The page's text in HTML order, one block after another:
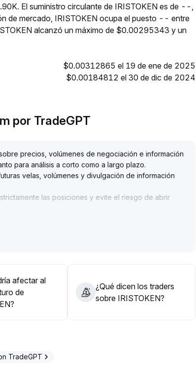
El suministro circulante de IRISTOKEN es de --,
de mercado, IRISTOKEN ocupa el puesto -- entre
alcanzó un máximo de $0.00295343 y un
$0.00312865 el 19 de ene de 2025
$0.00184812 el 30 de dic de 2024
por TradeGPT
precios, volúmenes de negociación e información
para análisis a corto como a largo plazo.
velas, volúmenes y divulgación de información
las posiciones y evite el riesgo de abrir
afectar al
de
¿Qué dicen los traders
sobre IRISTOKEN?
TradeGPT